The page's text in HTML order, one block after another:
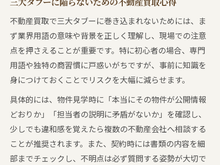
不動産買取で三大タブーに巻き込まれないためには、ま
ず業界用語の意味や背景を正しく理解し、現場での注意
点を押さえることが重要です。特に初心者の場合、専門
用語や独特の商習慣に戸惑いがちですが、事前に知識を
身につけておくことでリスクを大幅に減らせます。
具体的には、物件見学時に「本当にその物件が公開情報
どおりか」「担当者の説明に矛盾がないか」を確認し、
少しでも違和感を覚えたら複数の不動産会社へ相談する
ことが推奨されます。また、契約時には書類の内容を細
部までチェックし、不明点は必ず質問する姿勢が大切で